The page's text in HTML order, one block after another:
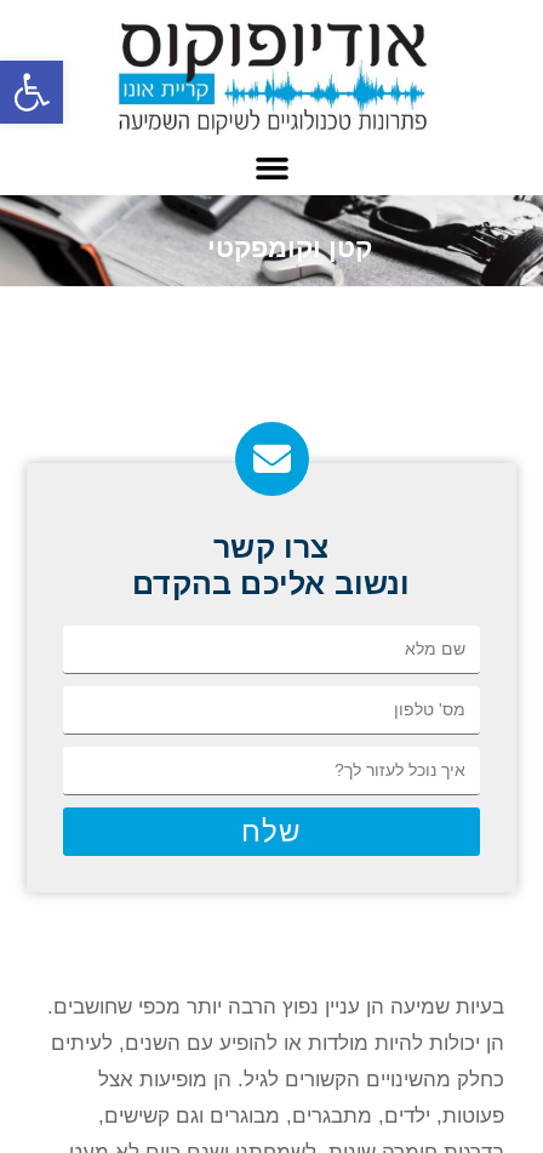
קטן וקומפקטי
צרו קשר
ונשוב אליכם בהקדם
שלח
בעיות שמיעה הן עניין נפוץ הרבה יותר מכפי שחושבים.
הן יכולות להיות מולדות או להופיע עם השנים, לעיתים
כחלק מהשינויים הקשורים לגיל. הן מופיעות אצל
פעוטות, ילדים, מתבגרים, מבוגרים וגם קשישים,